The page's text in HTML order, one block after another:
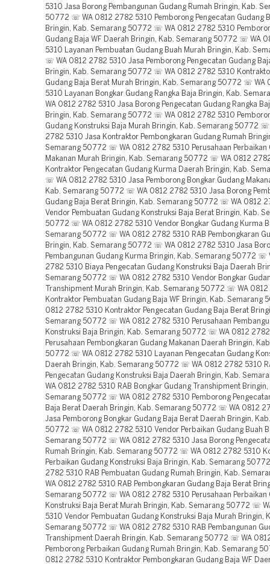
5310 Jasa Borong Pembangunan Gudang Rumah Bringin, Kab.
50772 ☏ WA 0812 2782 5310 Pemborong Pengecatan Gudang
Bringin, Kab. Semarang 50772 ☏ WA 0812 2782 5310
Gudang Baja WF Daerah Bringin, Kab. Semarang 50772 ☏ WA
5310 Layanan Pembuatan Gudang Buah Murah Bringin, Kab.
☏ WA 0812 2782 5310 Jasa Pemborong Pengecatan Gudang
Bringin, Kab. Semarang 50772 ☏ WA 0812 2782 5310
Gudang Baja Berat Murah Bringin, Kab. Semarang 50772 ☏ WA
5310 Layanan Bongkar Gudang Rangka Baja Bringin, Kab.
WA 0812 2782 5310 Jasa Borong Pengecatan Gudang Rangka
Bringin, Kab. Semarang 50772 ☏ WA 0812 2782 5310
Gudang Konstruksi Baja Murah Bringin, Kab. Semarang 50772 ☏
2782 5310 Jasa Kontraktor Pembongkaran Gudang Rumah
Semarang 50772 ☏ WA 0812 2782 5310 Perusahaan Perbaikan
Makanan Murah Bringin, Kab. Semarang 50772 ☏ WA 0812
Kontraktor Pengecatan Gudang Kurma Daerah Bringin, Kab.
☏ WA 0812 2782 5310 Jasa Pemborong Bongkar Gudang
Kab. Semarang 50772 ☏ WA 0812 2782 5310 Jasa Borong
Gudang Baja Berat Bringin, Kab. Semarang 50772 ☏ WA 0812
Vendor Pembuatan Gudang Konstruksi Baja Berat Bringin, Kab.
50772 ☏ WA 0812 2782 5310 Vendor Bongkar Gudang Kurma
Semarang 50772 ☏ WA 0812 2782 5310 RAB Pembongkaran
Bringin, Kab. Semarang 50772 ☏ WA 0812 2782 5310 Jasa
Pembangunan Gudang Kurma Bringin, Kab. Semarang 50772 ☏
2782 5310 Biaya Pengecatan Gudang Konstruksi Baja Daerah
Semarang 50772 ☏ WA 0812 2782 5310 Vendor Bongkar
Transhipment Murah Bringin, Kab. Semarang 50772 ☏ WA
Kontraktor Pembuatan Gudang Baja WF Bringin, Kab. Semarang
0812 2782 5310 Kontraktor Pengecatan Gudang Baja Berat
Semarang 50772 ☏ WA 0812 2782 5310 Perusahaan
Konstruksi Baja Bringin, Kab. Semarang 50772 ☏ WA 0812
Perusahaan Pembongkaran Gudang Makanan Daerah Bringin,
50772 ☏ WA 0812 2782 5310 Layanan Pengecatan Gudang
Daerah Bringin, Kab. Semarang 50772 ☏ WA 0812 2782 5310
Pengecatan Gudang Konstruksi Baja Daerah Bringin, Kab.
WA 0812 2782 5310 RAB Bongkar Gudang Transhipment Bringin,
Semarang 50772 ☏ WA 0812 2782 5310 Pemborong
Baja Berat Daerah Bringin, Kab. Semarang 50772 ☏ WA 0812
Jasa Pemborong Bongkar Gudang Baja Berat Daerah Bringin,
50772 ☏ WA 0812 2782 5310 Vendor Perbaikan Gudang Buah
Semarang 50772 ☏ WA 0812 2782 5310 Jasa Borong
Rumah Bringin, Kab. Semarang 50772 ☏ WA 0812 2782 5310
Perbaikan Gudang Konstruksi Baja Bringin, Kab. Semarang
2782 5310 RAB Pembuatan Gudang Rumah Bringin, Kab.
WA 0812 2782 5310 RAB Pembongkaran Gudang Baja Berat
Semarang 50772 ☏ WA 0812 2782 5310 Perusahaan Perbaikan
Konstruksi Baja Berat Murah Bringin, Kab. Semarang 50772 ☏
5310 Vendor Pembuatan Gudang Konstruksi Baja Murah Bringin,
Semarang 50772 ☏ WA 0812 2782 5310 RAB Pembangunan
Transhipment Daerah Bringin, Kab. Semarang 50772 ☏ WA
Pemborong Perbaikan Gudang Rumah Bringin, Kab. Semarang
0812 2782 5310 Kontraktor Pembongkaran Gudang Baja WF